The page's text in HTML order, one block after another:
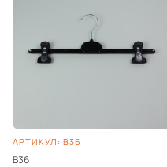
АРТИКУЛ: B36
B36